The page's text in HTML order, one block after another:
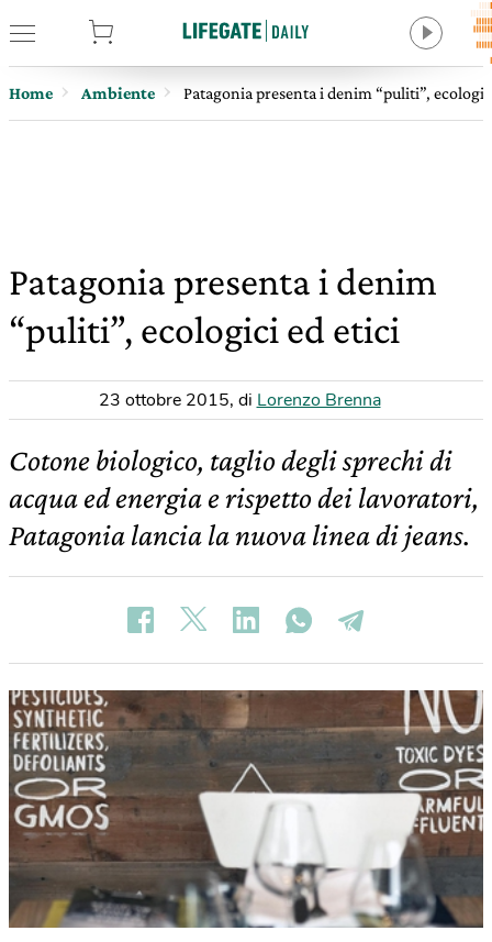
Home Ambiente Patagonia presenta i denim “puliti”,
Patagonia presenta i denim
“puliti”, ecologici ed etici
23 ottobre 2015, di Lorenzo Brenna
Cotone biologico, taglio degli sprechi di
acqua ed energia e rispetto dei lavoratori,
Patagonia lancia la nuova linea di jeans.